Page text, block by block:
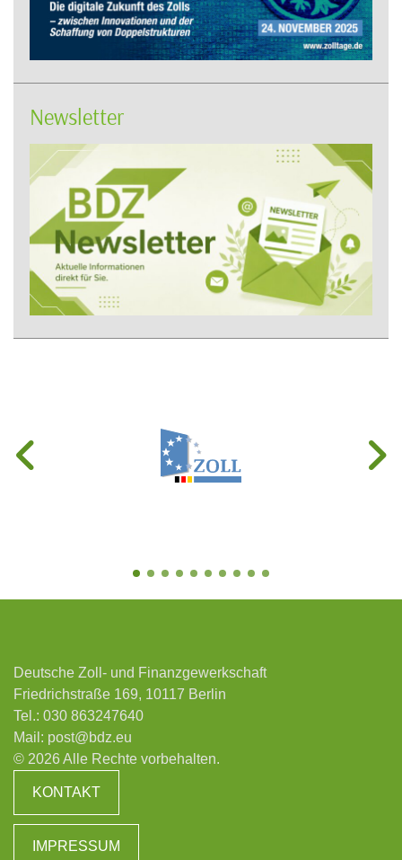
Newsletter
Deutsche Zoll- und Finanzgewerkschaft
Friedrichstraße 169, 10117 Berlin
Tel.: 030 863247640
Mail: post@bdz.eu
© 2026 Alle Rechte vorbehalten.
KONTAKT
IMPRESSUM